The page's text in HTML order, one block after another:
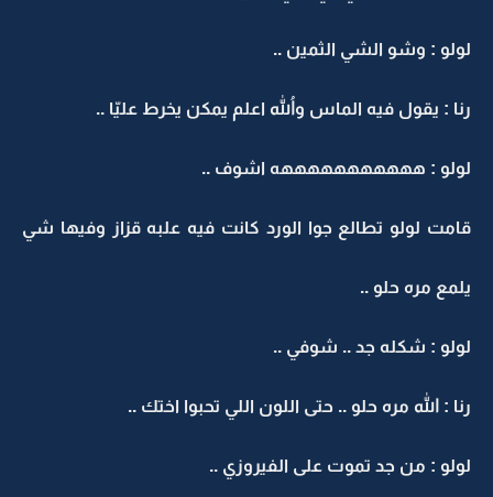
لولو : وشو الشي الثمين ..
رنا : يقول فيه الماس واللهُ اعلم يمكن يخرط عليّا ..
لولو : هههههههههههه اشوف ..
قامت لولو تطالع جوا الورد كانت فيه علبه قزاز وفيها شي
يلمع مره حلو ..
لولو : شكله جد .. شوفي ..
رنا : الله مره حلو .. حتى اللون اللي تحبوا اختك ..
لولو : من جد تموت على الفيروزي ..